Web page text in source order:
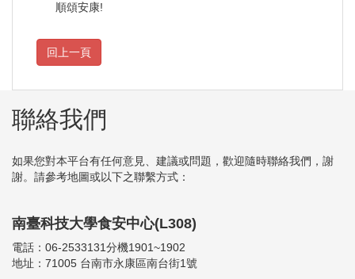
順頌安康!
聯絡我們
如果您對本平台有任何意見、建議或問題，歡迎隨時聯絡我們，謝
謝。請參考地圖或以下之聯繫方式：
南臺科技大學食安中心(L308)
電話：06-2533131分機1901~1902
地址：71005 台南市永康區南台街1號